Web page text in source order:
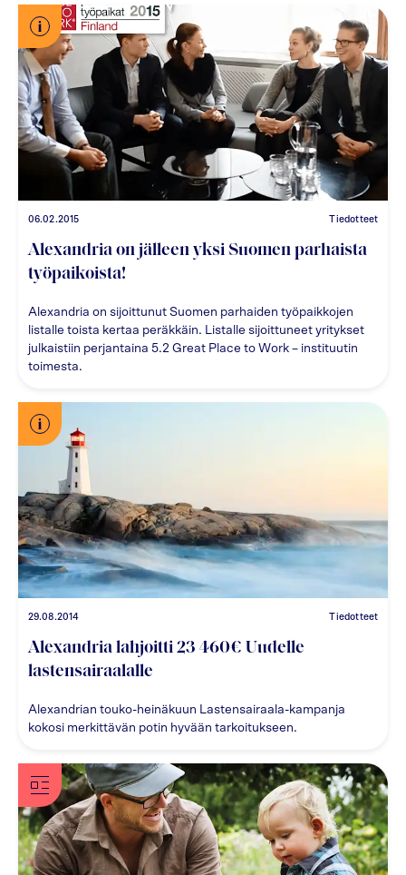
06.02.2015 Tiedotteet
Alexandria on jälleen yksi Suomen parhaista
työpaikoista!
Alexandria on sijoittunut Suomen parhaiden työpaikkojen
listalle toista kertaa peräkkäin. Listalle sijoittuneet yritykset
julkaistiin perjantaina 5.2 Great Place to Work – instituutin
toimesta.
29.08.2014 Tiedotteet
Alexandria lahjoitti 23 460€ Uudelle
lastensairaalalle
Alexandrian touko-heinäkuun Lastensairaala-kampanja
kokosi merkittävän potin hyvään tarkoitukseen.